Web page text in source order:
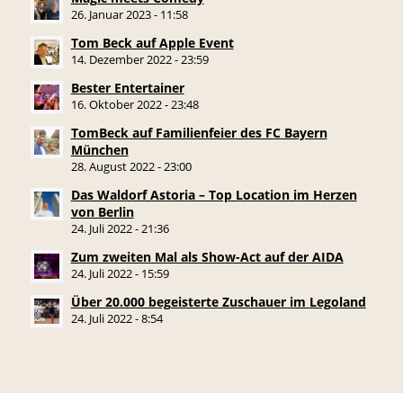
26. Januar 2023 - 11:58
Tom Beck auf Apple Event
14. Dezember 2022 - 23:59
Bester Entertainer
16. Oktober 2022 - 23:48
TomBeck auf Familienfeier des FC Bayern
München
28. August 2022 - 23:00
Das Waldorf Astoria – Top Location im Herzen
von Berlin
24. Juli 2022 - 21:36
Zum zweiten Mal als Show-Act auf der AIDA
24. Juli 2022 - 15:59
Über 20.000 begeisterte Zuschauer im Legoland
24. Juli 2022 - 8:54